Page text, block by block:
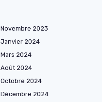
Novembre 2023
Janvier 2024
Mars 2024
Août 2024
Octobre 2024
Décembre 2024